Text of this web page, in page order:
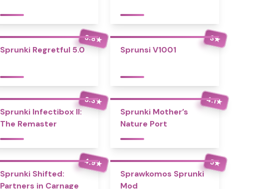
3.8★
Sprunki Regretful 5.0
3★
Sprunsi V1001
3.3★
Sprunki Infectibox II:
The Remaster
4.1★
Sprunki Mother’s
Nature Port
4.9★
Sprunki Shifted:
Partners in Carnage
5★
Sprawkomos Sprunki
Mod